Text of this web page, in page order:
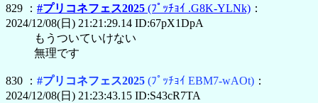
829 ： #プリコネフェス2025 (ﾌﾟｯﾁｮｲ .G8K-YLNk) ：
2024/12/08(日) 21:21:29.14 ID:67pX1DpA
もうついていけない
無理です
830 ： #プリコネフェス2025 (ﾌﾟｯﾁｮｲ EBM7-wAOt) ：
2024/12/08(日) 21:23:43.15 ID:S43cR7TA